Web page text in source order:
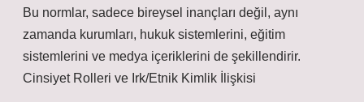
Bu normlar, sadece bireysel inançları değil, aynı
zamanda kurumları, hukuk sistemlerini, eğitim
sistemlerini ve medya içeriklerini de şekillendirir.
Cinsiyet Rolleri ve Irk/Etnik Kimlik İlişkisi